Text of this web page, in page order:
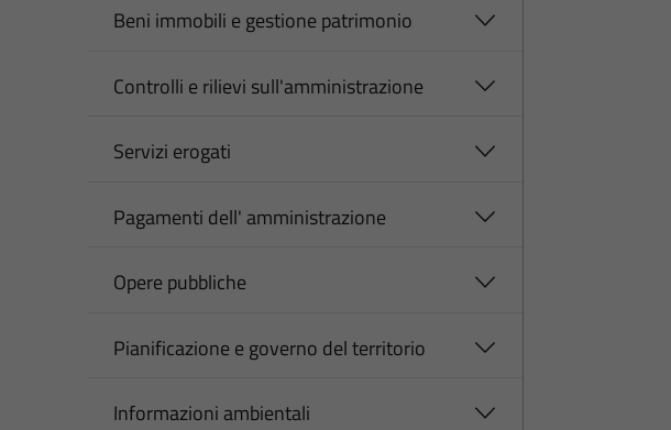
Beni immobili e gestione patrimonio
Controlli e rilievi sull'amministrazione
Servizi erogati
Pagamenti dell' amministrazione
Opere pubbliche
Pianificazione e governo del territorio
Informazioni ambientali